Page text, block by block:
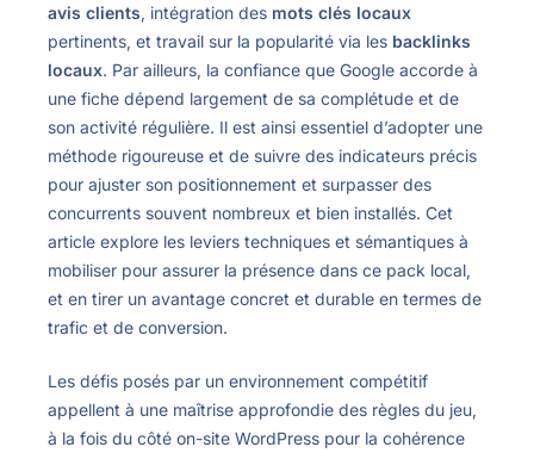
avis clients, intégration des mots clés locaux
pertinents, et travail sur la popularité via les backlinks
locaux. Par ailleurs, la confiance que Google accorde à
une fiche dépend largement de sa complétude et de
son activité régulière. Il est ainsi essentiel d’adopter une
méthode rigoureuse et de suivre des indicateurs précis
pour ajuster son positionnement et surpasser des
concurrents souvent nombreux et bien installés. Cet
article explore les leviers techniques et sémantiques à
mobiliser pour assurer la présence dans ce pack local,
et en tirer un avantage concret et durable en termes de
trafic et de conversion.
Les défis posés par un environnement compétitif
appellent à une maîtrise approfondie des règles du jeu,
à la fois du côté on-site WordPress pour la cohérence